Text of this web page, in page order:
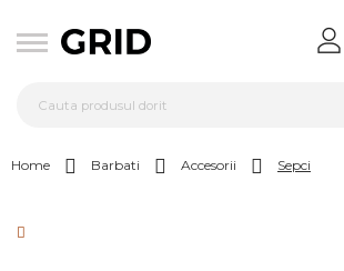
Home Barbati Accesorii Sepci